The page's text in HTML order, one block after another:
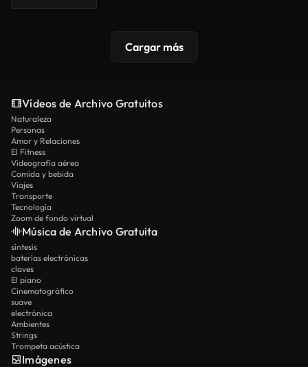
Cargar más
Vídeos de Archivo Gratuitos
Naturaleza
Personas
Amor y Relaciones
El Fitness
Videografía aérea
Comida y bebida
Viajes
Transporte
Tecnología
Zoom de fondo virtual
Música de Archivo Gratuita
síntesis
baterías electrónicas
claves
El piano
Cinematográfico
suave
electrónica
Ambientes
Strings
Trompeta acústica
Imágenes